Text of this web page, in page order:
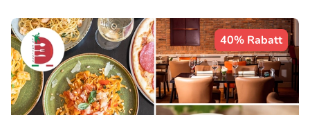
40% Rabatt